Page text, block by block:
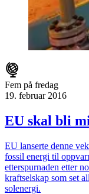
Fem på fredag
19. februar 2016
EU skal bli
EU lanserte denne
fossil energi til
etterspurnaden etter
kraftselskap som set
solenergi.